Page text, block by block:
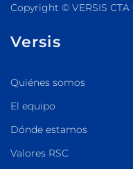
Copyright © VERSIS CTA
Versis
Quiénes somos
El equipo
Dónde estamos
Valores RSC